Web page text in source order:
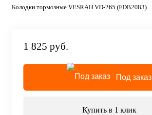
Колодки тормозные VESRAH VD-265 (FDB2083)
1 825 руб.
Под заказ
Купить в 1 клик